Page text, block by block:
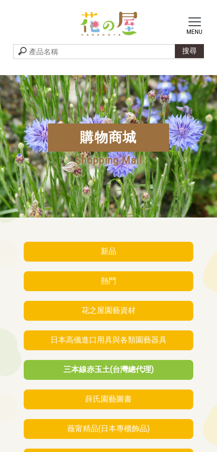
購物商城
Shopping Mall
新品
熱門
花之屋園藝資材
日本高儀進口用具與各類園藝器具
三本線赤玉土(台灣總代理)
薛氏園藝圖書
薇甯精品(日本專櫃飾品)